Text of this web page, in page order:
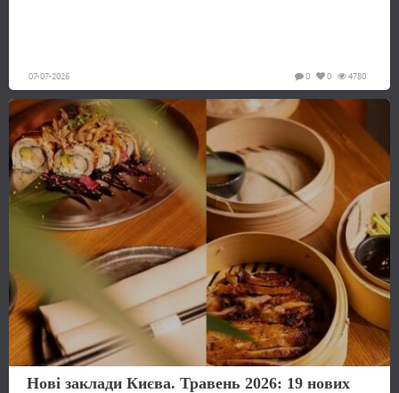
07-07-2026 4780
0
0
Нові заклади Києва. Травень 2026: 19 нових